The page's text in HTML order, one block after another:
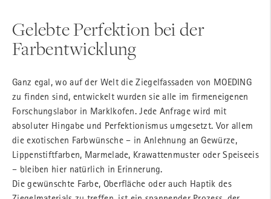
Gelebte Perfektion bei der
Farbentwicklung
Ganz egal, wo auf der Welt die Ziegelfassaden von MOEDING
zu finden sind, entwickelt wurden sie alle im firmeneigenen
Forschungslabor in Marklkofen. Jede Anfrage wird mit
absoluter Hingabe und Perfektionismus umgesetzt. Vor allem
die exotischen Farbwünsche – in Anlehnung an Gewürze,
Lippenstiftfarben, Marmelade, Krawattenmuster oder Speiseeis
– bleiben hier natürlich in Erinnerung.
Die gewünschte Farbe, Oberfläche oder auch Haptik des